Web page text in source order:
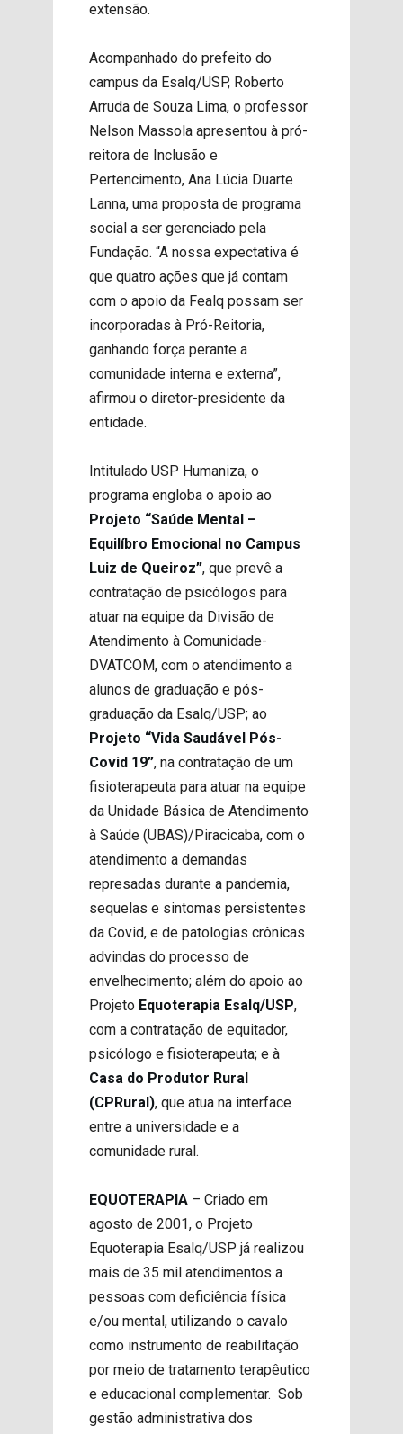
extensão.
Acompanhado do prefeito do
campus da Esalq/USP, Roberto
Arruda de Souza Lima, o professor
Nelson Massola apresentou à pró-
reitora de Inclusão e
Pertencimento, Ana Lúcia Duarte
Lanna, uma proposta de programa
social a ser gerenciado pela
Fundação. “A nossa expectativa é
que quatro ações que já contam
com o apoio da Fealq possam ser
incorporadas à Pró-Reitoria,
ganhando força perante a
comunidade interna e externa”,
afirmou o diretor-presidente da
entidade.
Intitulado USP Humaniza, o
programa engloba o apoio ao
Projeto “Saúde Mental –
Equilíbro Emocional no Campus
Luiz de Queiroz”, que prevê a
contratação de psicólogos para
atuar na equipe da Divisão de
Atendimento à Comunidade-
DVATCOM, com o atendimento a
alunos de graduação e pós-
graduação da Esalq/USP; ao
Projeto “Vida Saudável Pós-
Covid 19”, na contratação de um
fisioterapeuta para atuar na equipe
da Unidade Básica de Atendimento
à Saúde (UBAS)/Piracicaba, com o
atendimento a demandas
represadas durante a pandemia,
sequelas e sintomas persistentes
da Covid, e de patologias crônicas
advindas do processo de
envelhecimento; além do apoio ao
Projeto Equoterapia Esalq/USP,
com a contratação de equitador,
psicólogo e fisioterapeuta; e à
Casa do Produtor Rural
(CPRural), que atua na interface
entre a universidade e a
comunidade rural.
EQUOTERAPIA – Criado em
agosto de 2001, o Projeto
Equoterapia Esalq/USP já realizou
mais de 35 mil atendimentos a
pessoas com deficiência física
e/ou mental, utilizando o cavalo
como instrumento de reabilitação
por meio de tratamento terapêutico
e educacional complementar. Sob
gestão administrativa dos